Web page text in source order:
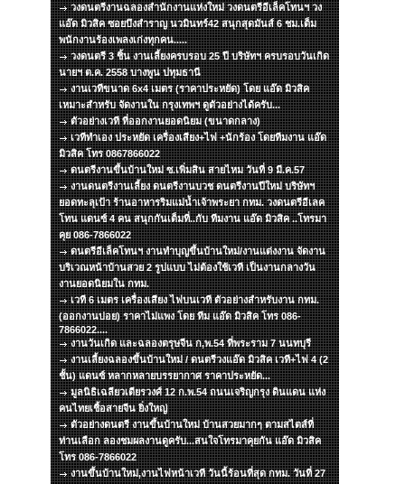
วงดนตรีงานฉลองสำนักงานแห่งใหม่ วงดนตรีอีเล็คโทนฯ วง
แอ๊ด มิวสิค ซอยบึงสำราญ นวมินทร์42 สนุกสุดมันส์ 6 ชม.เต็ม
พนักงานร้องเพลงเก่งทุกคน.....
วงดนตรี 3 ชิ้น งานเลี้ยงครบรอบ 25 ปี บริษัทฯ ครบรอบวันเกิด
นายฯ ต.ค. 2558 บางพูน ปทุมธานี
งานเวทีขนาด 6x4 เมตร (ราคาประหยัด) โดย แอ๊ด มิวสิค
เหมาะสำหรับ จัดงานใน กรุงเทพฯ ดูตัวอย่างได้ครับ...
ตัวอย่างเวที ที่ออกงานยอดนิยม (ขนาดกลาง)
เวทีทำเอง ประหยัด เครื่องเสียง+ไฟ +นักร้อง โดยทีมงาน แอ๊ด
มิวสิค โทร 0867866022
ดนตรีงานขึ้นบ้านใหม่ ซ.เพิ่มสิน สายไหม วันที่ 9 มี.ค.57
งานดนตรีงานเลี้ยง ดนตรีงานบวช ดนตรีงานปีใหม่ บริษัทฯ
ยอดทะลุเป้า ร้านอาหารริมแม่น้ำเจ้าพระยา กทม. วงดนตรีอีเลค
โทน แดนซ์ 4 คน สนุกกันเต็มที่..กับ ทีมงาน แอ๊ด มิวสิค ..โทรมา
คุย 086-7866022
ดนตรีอีเล็คโทนฯ งานทำบุญขึ้นบ้านใหม่/งานแต่งงาน จัดงาน
บริเวณหน้าบ้านสวย 2 รูปแบบ ไม่ต้องใช้เวที เป็นงานกลางวัน
งานยอดนิยมใน กทม.
เวที 6 เมตร เครื่องเสียง ไฟบนเวที ตัวอย่างสำหรับงาน กทม.
(ออกงานบ่อย) ราคาไม่แพง โดย ทีม แอ๊ด มิวสิค โทร 086-
7866022....
งานวันเกิด และฉลองตรุษจีน ก,พ.54 ที่พระราม 7 นนทบุรี
งานเลี้ยงฉลองขึ้นบ้านใหม่ / ดนตรีวงแอ๊ด มิวสิค เวที+ไฟ 4 (2
ชั้น) แดนซ์ หลากหลายบรรยากาศ ราคาประหยัด...
มูลนิธิเฉลียวเตียรวงศ์ 12 ก.พ.54 ถนนเจริญกรุง ดินแดน แห่ง
คนไทยเชื้อสายจีน ยิ่งใหญ่
ตัวอย่างดนตรี งานขึ้นบ้านใหม่ บ้านสวยมากๆ ตามสไตส์ที่
ท่านเลือก ลองชมผลงานดูครับ...สนใจโทรมาคุยกัน แอ๊ด มิวสิค
โทร 086-7866022
งานขึ้นบ้านใหม่,งานไฟหน้าเวที วันนี้ร้อนที่สุด กทม. วันที่ 27